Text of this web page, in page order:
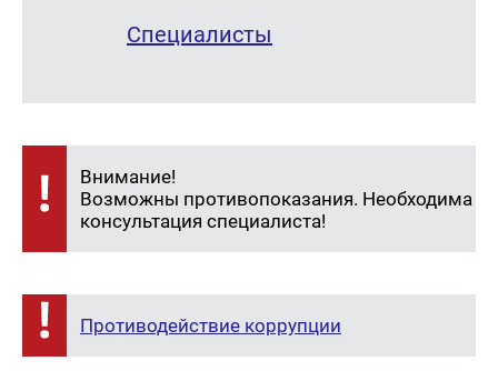
Специалисты
Внимание!
Возможны противопоказания. Необходима
консультация специалиста!
Противодействие коррупции